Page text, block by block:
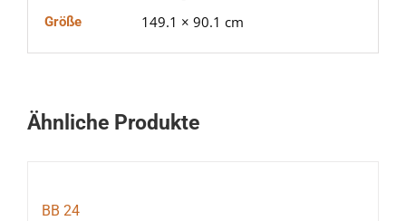
Größe 149.1 × 90.1 cm
Ähnliche Produkte
BB 24